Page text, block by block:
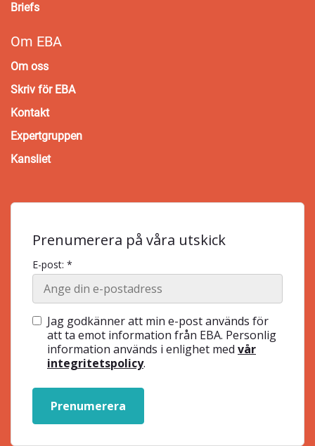
Briefs
Om EBA
Om oss
Skriv för EBA
Kontakt
Expertgruppen
Kansliet
Prenumerera på våra utskick
E-post: *
Jag godkänner att min e-post används för
att ta emot information från EBA. Personlig
information används i enlighet med vår
integritetspolicy.
Prenumerera